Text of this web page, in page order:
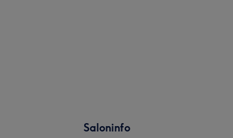
Saloninfo